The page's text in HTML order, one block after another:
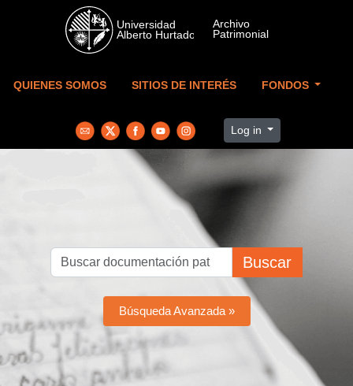
Skip to main content
QUIENES SOMOS SITIOS DE INTERÉS FONDOS
Log in
Buscar
Búsqueda Avanzada »